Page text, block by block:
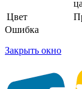
Цвет
Ошибка
Закрыть окно